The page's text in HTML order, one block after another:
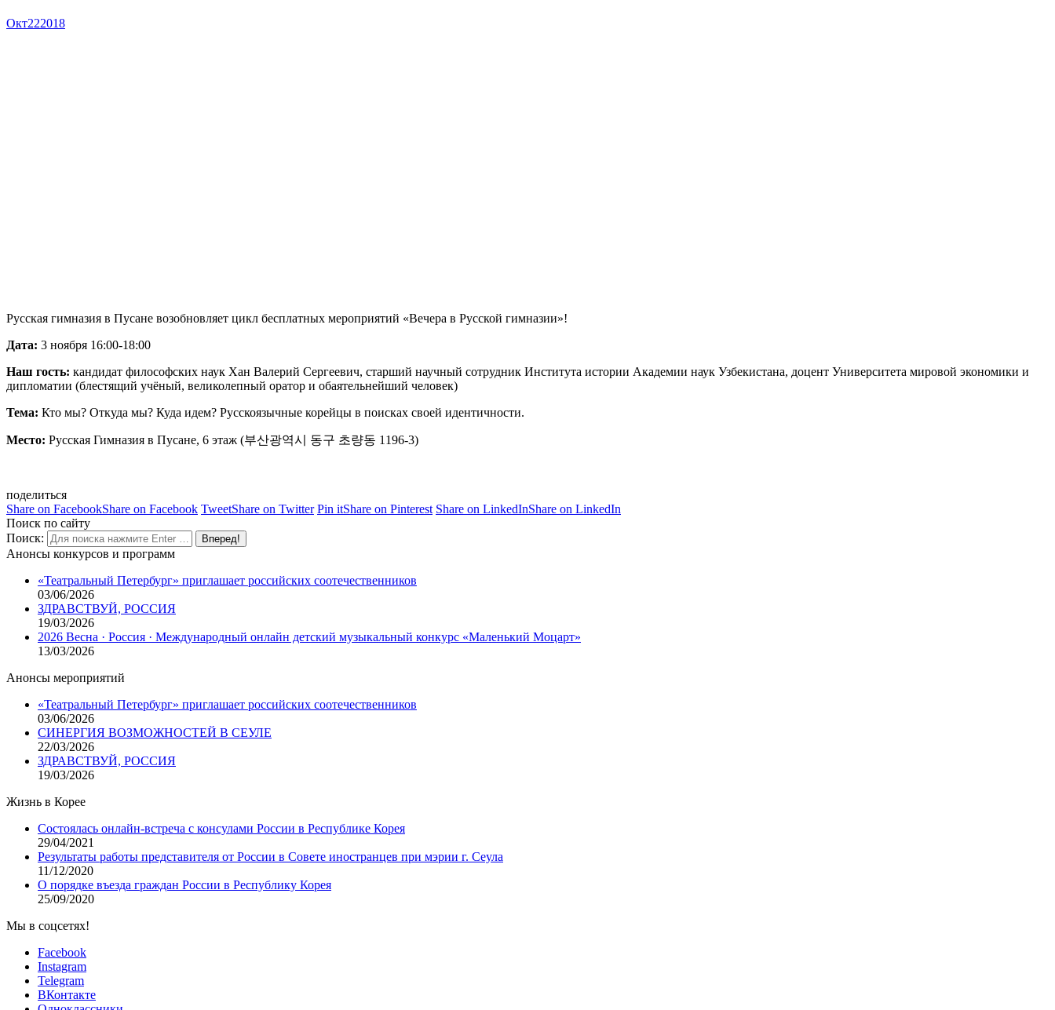
Окт222018
Русская гимназия в Пусане возобновляет цикл бесплатных мероприятий «Вечера в Русской гимназии»!
Дата: 3 ноября 16:00-18:00
Наш гость: кандидат философских наук Хан Валерий Сергеевич, старший научный сотрудник Института истории Академии наук Узбекистана, доцент Университета мировой экономики и
дипломатии (блестящий учёный, великолепный оратор и обаятельнейший человек)
Тема: Кто мы? Откуда мы? Куда идем? Русскоязычные корейцы в поисках своей идентичности.
Место: Русская Гимназия в Пусане, 6 этаж (부산광역시 동구 초량동 1196-3)
поделиться
Share on FacebookShare on Facebook TweetShare on Twitter Pin itShare on Pinterest Share on LinkedInShare on LinkedIn
Поиск по сайту
Поиск:
Анонсы конкурсов и программ
«Театральный Петербург» приглашает российских соотечественников
03/06/2026
ЗДРАВСТВУЙ, РОССИЯ
19/03/2026
2026 Весна · Россия · Международный онлайн детский музыкальный конкурс «Маленький Моцарт»
13/03/2026
Анонсы мероприятий
«Театральный Петербург» приглашает российских соотечественников
03/06/2026
СИНЕРГИЯ ВОЗМОЖНОСТЕЙ В СЕУЛЕ
22/03/2026
ЗДРАВСТВУЙ, РОССИЯ
19/03/2026
Жизнь в Корее
Состоялась онлайн-встреча с консулами России в Республике Корея
29/04/2021
Результаты работы представителя от России в Совете иностранцев при мэрии г. Сеула
11/12/2020
О порядке въезда граждан России в Республику Корея
25/09/2020
Мы в соцсетях!
Facebook
Instagram
Telegram
ВКонтакте